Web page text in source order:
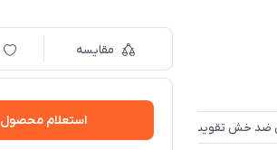
MSC اولتراهایدروفوبیک با طول عمر بالا
مقایسه
استعلام محصول